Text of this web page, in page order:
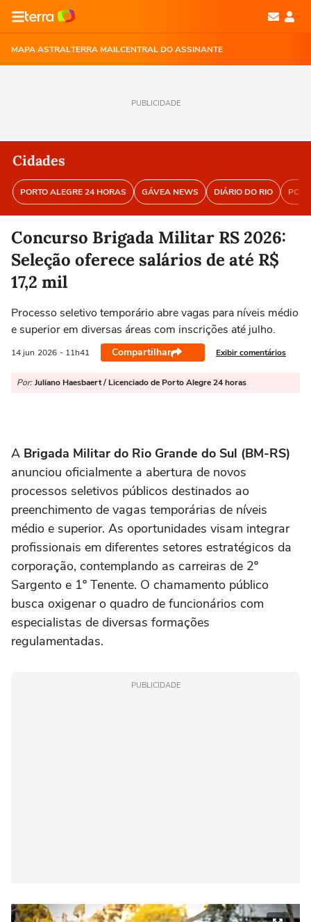
MAPA ASTRALTERRA MAILCENTRAL DO ASSINANTE
PUBLICIDADE
Cidades
PORTO ALEGRE 24 HORAS GÁVEA NEWS DIÁRIO DO RIO
Concurso Brigada Militar RS 2026:
Seleção oferece salários de até R$
17,2 mil
Processo seletivo temporário abre vagas para níveis médio
e superior em diversas áreas com inscrições até julho.
14 jun 2026 - 11h41 Compartilhar Exibir comentários
Por: Juliano Haesbaert / Licenciado de Porto Alegre 24 horas
A Brigada Militar do Rio Grande do Sul (BM-RS)
anunciou oficialmente a abertura de novos
processos seletivos públicos destinados ao
preenchimento de vagas temporárias de níveis
médio e superior. As oportunidades visam integrar
profissionais em diferentes setores estratégicos da
corporação, contemplando as carreiras de 2º
Sargento e 1º Tenente. O chamamento público
busca oxigenar o quadro de funcionários com
especialistas de diversas formações
regulamentadas.
PUBLICIDADE